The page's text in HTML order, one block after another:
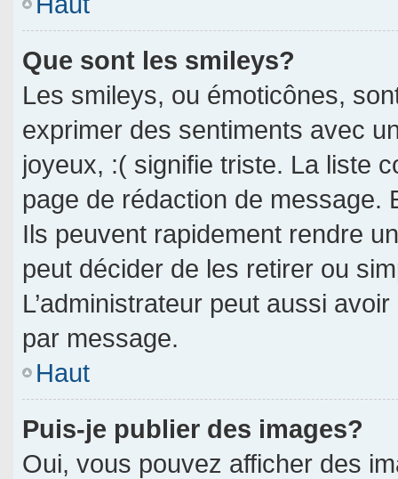
Que sont les smileys?
Les smileys, ou émoticônes,
exprimer des sentiments avec
joyeux, :( signifie triste. La liste
page de rédaction de message.
Ils peuvent rapidement rendre
peut décider de les retirer ou
L’administrateur peut aussi
par message.
Haut
Puis-je publier des images?
Oui, vous pouvez afficher des